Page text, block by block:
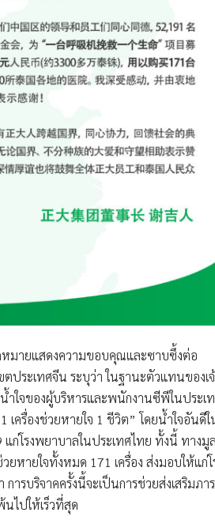
หมายแสดงความขอบคุณและซาบซึ้งต่อ
ตประเทศจีน ระบุว่า ในฐานะตัวแทนของเ
ใจของผู้บริหารและพนักงานซีพีในประเ
เครื่องช่วยหายใจ 1 ชีวิต” โดยน้ำใจอันดีใ
ก่โรงพยาบาลในประเทศไทย ทั้งนี้ ทางมู
ยหายใจทั้งหมด 171 เครื่อง ส่งมอบให้แก่โ
รบริจาคครั้งนี้จะเป็นการช่วยส่งเสริมภา
ไปให้เร็วที่สุด